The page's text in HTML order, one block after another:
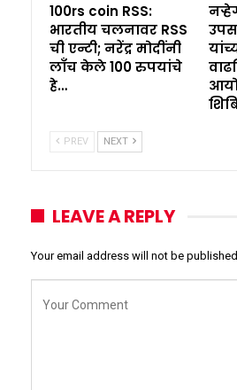
100rs coin RSS:
भारतीय चलनावर RSS
ची एन्टी; नरेंद्र मोदींनी
लाँच केले 100 रुपयांचे
हे…
PREV NEXT
LEAVE A REPLY
Your email address will not be published.